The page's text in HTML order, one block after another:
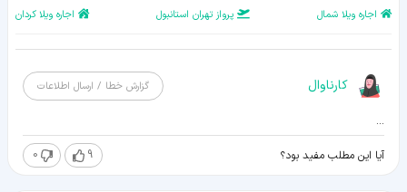
اجاره ویلا شمال پرواز تهران استانبول اجاره ویلا کردان
کارناوال گزارش خطا / ارسال اطلاعات
...
آیا این مطلب مفید بود؟ 9
0